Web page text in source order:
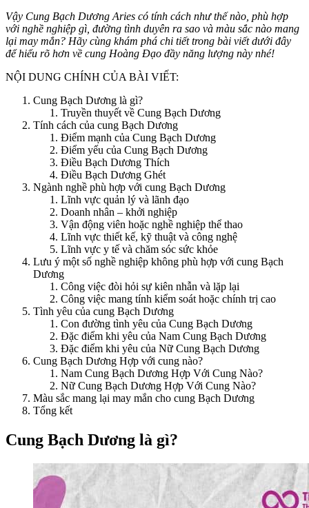
Vậy Cung Bạch Dương Aries có tính cách như thế nào, phù hợp
với nghề nghiệp gì, đường tình duyên ra sao và màu sắc nào mang
lại may mắn? Hãy cùng khám phá chi tiết trong bài viết dưới đây
để hiểu rõ hơn về cung Hoàng Đạo đầy năng lượng này nhé!
NỘI DUNG CHÍNH CỦA BÀI VIẾT:
Cung Bạch Dương là gì?
Truyền thuyết về Cung Bạch Dương
Tính cách của cung Bạch Dương
Điểm mạnh của Cung Bạch Dương
Điểm yếu của Cung Bạch Dương
Điều Bạch Dương Thích
Điều Bạch Dương Ghét
Ngành nghề phù hợp với cung Bạch Dương
Lĩnh vực quản lý và lãnh đạo
Doanh nhân – khởi nghiệp
Vận động viên hoặc nghề nghiệp thể thao
Lĩnh vực thiết kế, kỹ thuật và công nghệ
Lĩnh vực y tế và chăm sóc sức khỏe
Lưu ý một số nghề nghiệp không phù hợp với cung Bạch
Dương
Công việc đòi hỏi sự kiên nhẫn và lặp lại
Công việc mang tính kiểm soát hoặc chính trị cao
Tình yêu của cung Bạch Dương
Con đường tình yêu của Cung Bạch Dương
Đặc điểm khi yêu của Nam Cung Bạch Dương
Đặc điểm khi yêu của Nữ Cung Bạch Dương
Cung Bạch Dương Hợp với cung nào?
Nam Cung Bạch Dương Hợp Với Cung Nào?
Nữ Cung Bạch Dương Hợp Với Cung Nào?
Màu sắc mang lại may mắn cho cung Bạch Dương
Tổng kết
Cung Bạch Dương là gì?